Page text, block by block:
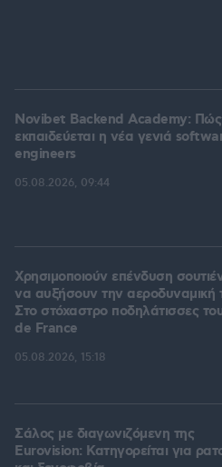
Novibet Backend Academy: Πώς
εκπαιδεύεται η νέα γενιά
engineers
05.08.2026, 09:44
Χρησιμοποιούν επένδυση
να αυξήσουν την αεροδυναμική
Στο στόχαστρο ποδηλάτισσες
de France
05.08.2026, 15:18
Σάλος με διαγωνιζόμενη της
Eurovision: Κατηγορείται για